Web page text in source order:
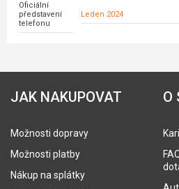
Oficiální
představení
telefonu
Leden 2024
JAK NAKUPOVAT
Možnosti dopravy
Možnosti platby
Nákup na splátky
O